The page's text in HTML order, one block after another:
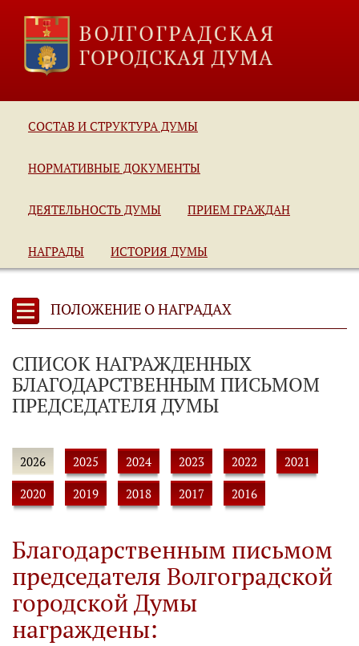
СОСТАВ И СТРУКТУРА ДУМЫ
НОРМАТИВНЫЕ ДОКУМЕНТЫ
ДЕЯТЕЛЬНОСТЬ ДУМЫ ПРИЕМ ГРАЖДАН
НАГРАДЫ ИСТОРИЯ ДУМЫ
ПОЛОЖЕНИЕ О НАГРАДАХ
СПИСОК НАГРАЖДЕННЫХ
БЛАГОДАРСТВЕННЫМ ПИСЬМОМ
ПРЕДСЕДАТЕЛЯ ДУМЫ
2026 2025 2024 2023 2022
2021
2020
2019 2018 2017 2016
Благодарственным письмом
председателя Волгоградской
городской Думы
награждены: